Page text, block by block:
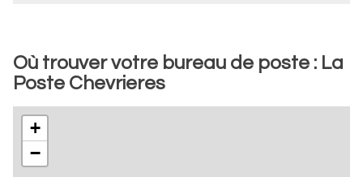
Où trouver votre bureau de poste : La
Poste Chevrieres
+
−